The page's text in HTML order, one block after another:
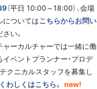
（平日 10:00～18:00）、会場
についてはこちらからお問い
さい。
ャーカルチャーでは一緒に働
イベントプランナー・プロデ
テクニカルスタッフを募集し
くわしくはこちら。 new!